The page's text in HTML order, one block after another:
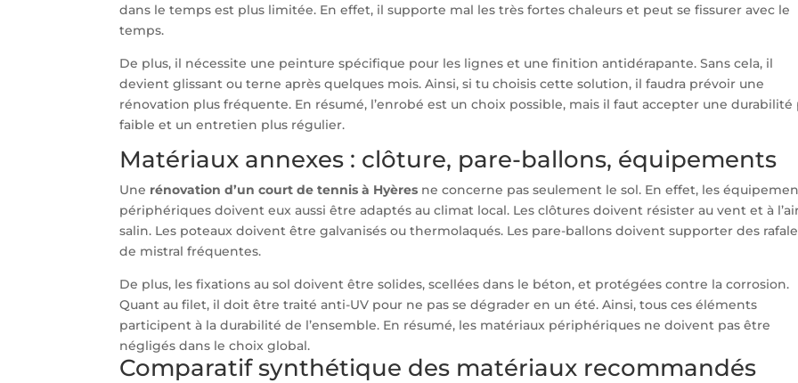
dans le temps est plus limitée. En effet, il supporte mal les très fortes chaleurs et peut se fissurer avec le
temps.
De plus, il nécessite une peinture spécifique pour les lignes et une finition antidérapante. Sans cela, il
devient glissant ou terne après quelques mois. Ainsi, si tu choisis cette solution, il faudra prévoir une
rénovation plus fréquente. En résumé, l’enrobé est un choix possible, mais il faut accepter une durabilité
faible et un entretien plus régulier.
Matériaux annexes : clôture, pare-ballons, équipements
Une rénovation d’un court de tennis à Hyères ne concerne pas seulement le sol. En effet, les
périphériques doivent eux aussi être adaptés au climat local. Les clôtures doivent résister au vent et à
salin. Les poteaux doivent être galvanisés ou thermolaqués. Les pare-ballons doivent supporter des
de mistral fréquentes.
De plus, les fixations au sol doivent être solides, scellées dans le béton, et protégées contre la corrosion.
Quant au filet, il doit être traité anti-UV pour ne pas se dégrader en un été. Ainsi, tous ces éléments
participent à la durabilité de l’ensemble. En résumé, les matériaux périphériques ne doivent pas être
négligés dans le choix global.
Comparatif synthétique des matériaux recommandés